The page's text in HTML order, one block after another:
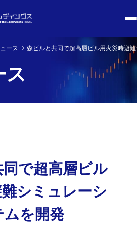
ース 森ビルと共同で超高層ビル用火災時避
ス
で超高層ビル
シミュレーシ
ムを開発